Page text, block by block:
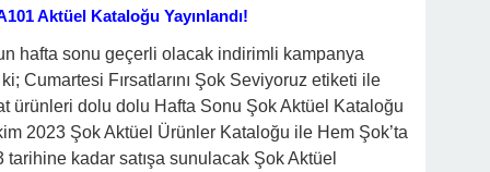
Aktüel Kataloğu Yayınlandı!
hafta sonu geçerli olacak indirimli kampanya
Cumartesi Fırsatlarını Şok Seviyoruz etiketi ile
ürünleri dolu dolu Hafta Sonu Şok Aktüel Kataloğu
2023 Şok Aktüel Ürünler Kataloğu ile Hem Şok’ta
kadar satışa sunulacak Şok Aktüel